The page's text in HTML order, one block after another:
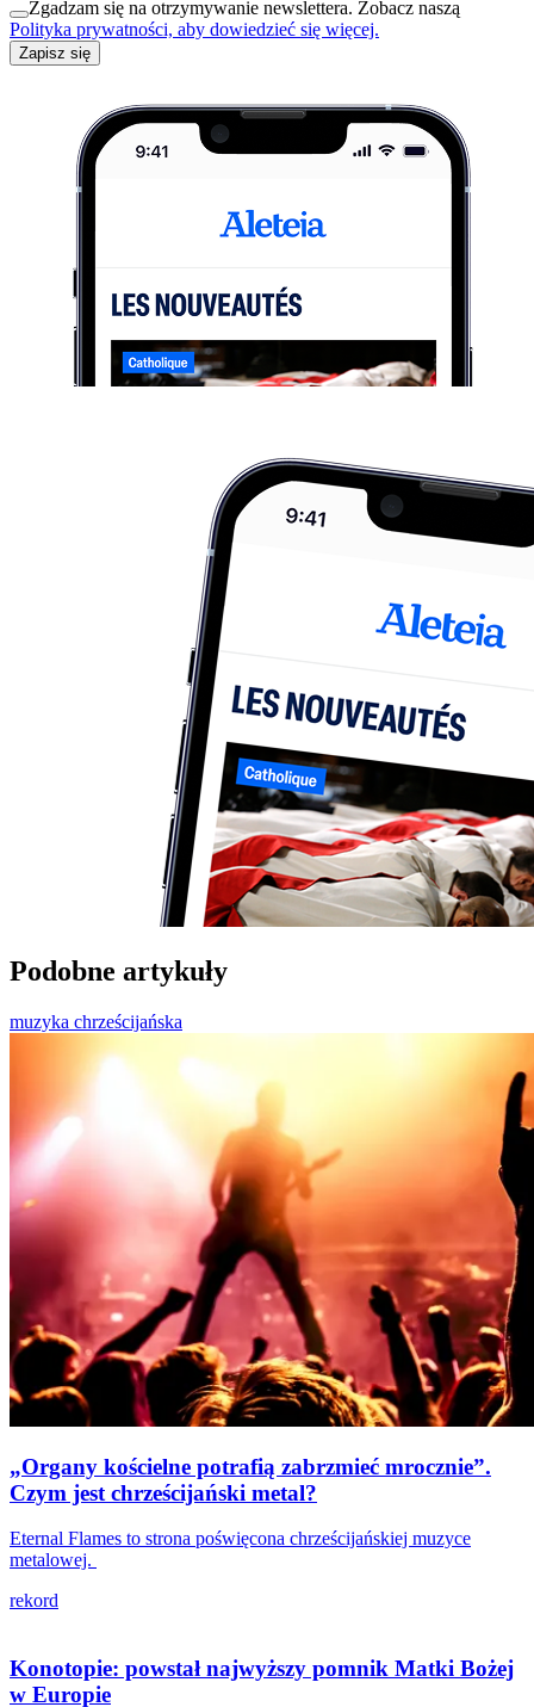
Zgadzam się na otrzymywanie newslettera. Zobacz naszą
Polityka prywatności, aby dowiedzieć się więcej.
Zapisz się
Podobne artykuły
muzyka chrześcijańska
„Organy kościelne potrafią zabrzmieć mrocznie”.
Czym jest chrześcijański metal?
Eternal Flames to strona poświęcona chrześcijańskiej muzyce
metalowej.
rekord
Konotopie: powstał najwyższy pomnik Matki Bożej
w Europie